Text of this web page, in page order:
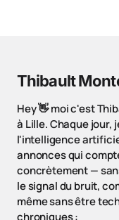
Thibault
Hey 👋 moi c'est
à Lille. Chaque
l'intelligence
annonces qui
concrètement —
le signal du bruit,
même sans être
chroniques :